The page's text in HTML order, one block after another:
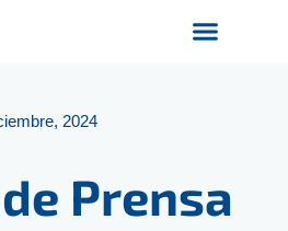
2024
Prensa